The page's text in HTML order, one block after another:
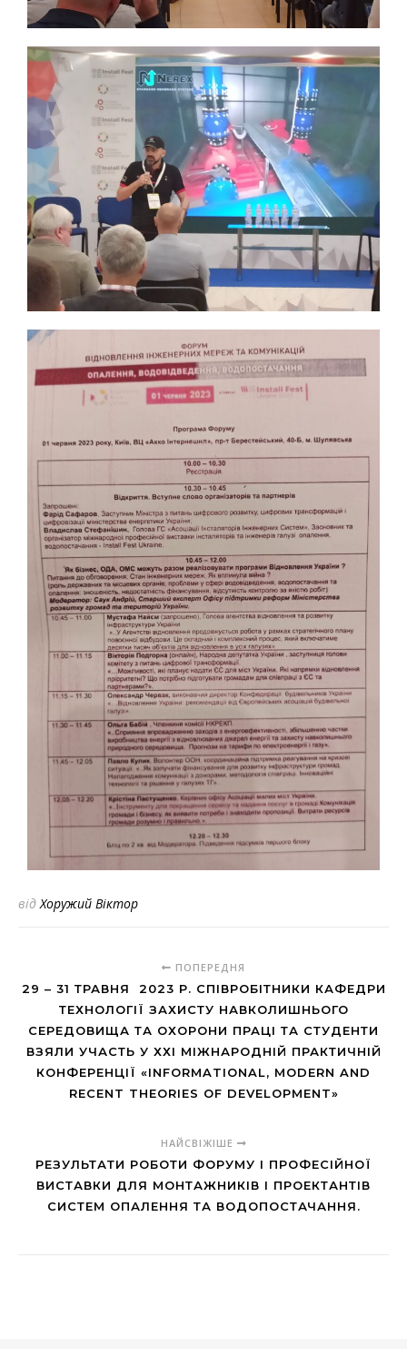
відХоружий Віктор
ПОПЕРЕДНЯ
29 – 31 ТРАВНЯ 2023 Р. СПІВРОБІТНИКИ КАФЕДРИ
ТЕХНОЛОГІЇ ЗАХИСТУ НАВКОЛИШНЬОГО
СЕРЕДОВИЩА ТА ОХОРОНИ ПРАЦІ ТА СТУДЕНТИ
ВЗЯЛИ УЧАСТЬ У ХХI МІЖНАРОДНІЙ ПРАКТИЧНІЙ
КОНФЕРЕНЦІЇ «INFORMATIONAL, MODERN AND
RECENT THEORIES OF DEVELOPMENT»
НАЙСВІЖІШЕ
РЕЗУЛЬТАТИ РОБОТИ ФОРУМУ І ПРОФЕСІЙНОЇ
ВИСТАВКИ ДЛЯ МОНТАЖНИКІВ І ПРОЕКТАНТІВ
СИСТЕМ ОПАЛЕННЯ ТА ВОДОПОСТАЧАННЯ.